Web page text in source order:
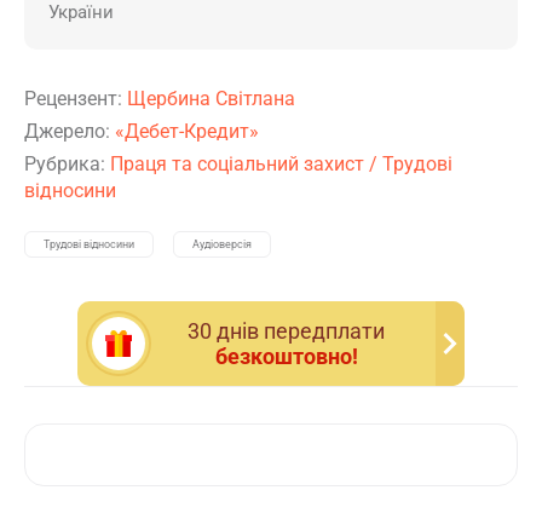
України
Рецензент: Щербина Світлана
Джерело: «Дебет-Кредит»
Рубрика: Праця та соціальний захист / Трудові
відносини
Трудові відносини Аудіоверсія
30 днiв передплати
безкоштовно!